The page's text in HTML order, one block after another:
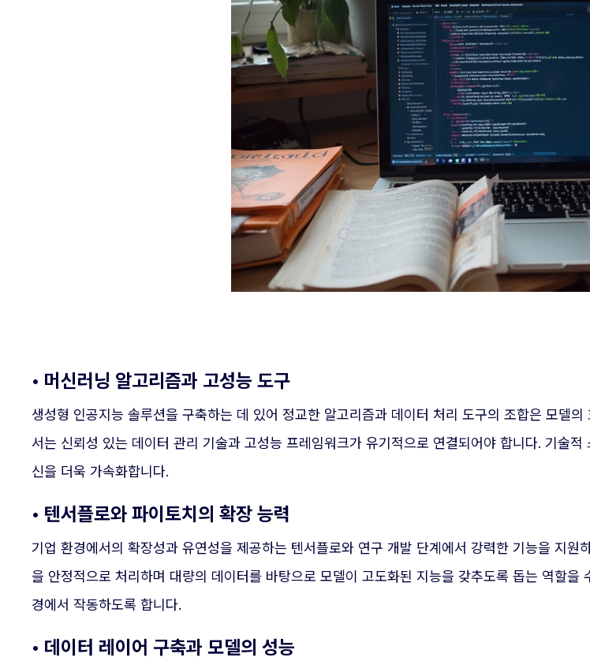
• 머신러닝 알고리즘과 고성능 도구
생성형 인공지능 솔루션을 구축하는 데 있어 정교한 알고리즘과 데이터 처리 도구의 조합은 모델
서는 신뢰성 있는 데이터 관리 기술과 고성능 프레임워크가 유기적으로 연결되어야 합니다. 기술
신을 더욱 가속화합니다.
• 텐서플로와 파이토치의 확장 능력
기업 환경에서의 확장성과 유연성을 제공하는 텐서플로와 연구 개발 단계에서 강력한 기능을 지
을 안정적으로 처리하며 대량의 데이터를 바탕으로 모델이 고도화된 지능을 갖추도록 돕는 역할
경에서 작동하도록 합니다.
• 데이터 레이어 구축과 모델의 성능